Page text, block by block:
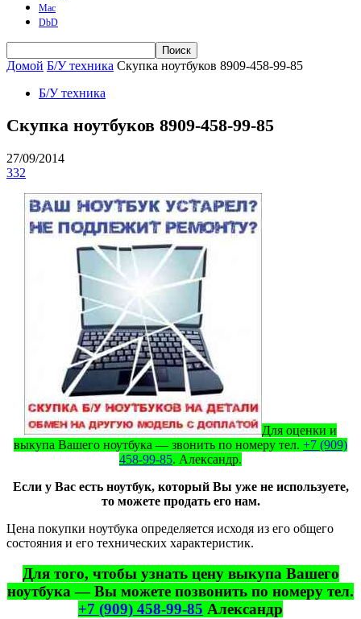
Mac
DbD
Домой Б/У техника Скупка ноутбуков 8909-458-99-85
Б/У техника
Скупка ноутбуков 8909-458-99-85
27/09/2014
332
Для оценки и
выкупа Вашего ноутбука — звонить по номеру тел. +7 (909)
458-99-85. Александр.
Если у Вас есть ноутбук, который Вы уже не используете,
то можете продать его нам.
Цена покупки ноутбука определяется исходя из его общего
состояния и его технических характеристик.
Для того, чтобы узнать цену выкупа Вашего
ноутбука — Вы можете позвонить по номеру тел.
+7 (909) 458-99-85 Александр